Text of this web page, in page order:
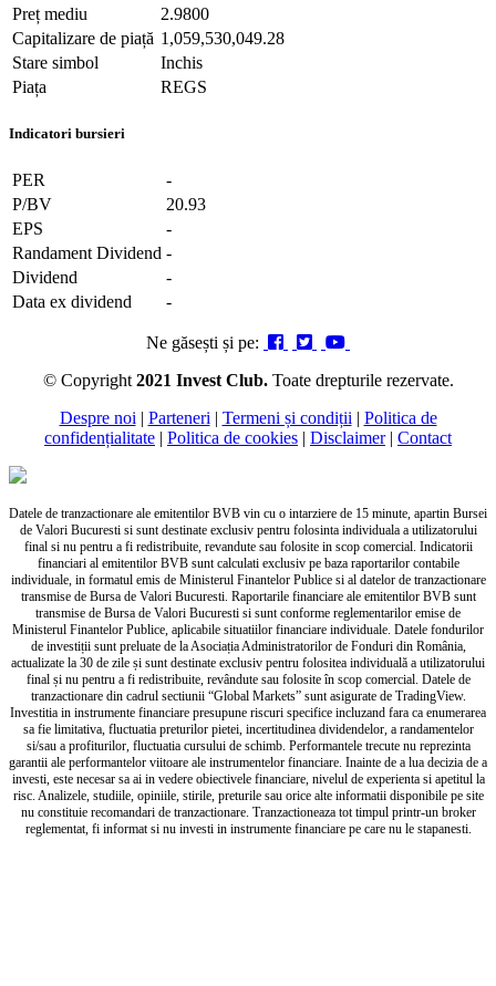
Preț mediu
2.9800
Capitalizare de piață 1,059,530,049.28
Stare simbol
Inchis
Piața
REGS
Indicatori bursieri
PER
-
P/BV
20.93
EPS
-
Randament Dividend -
Dividend
-
Data ex dividend
-
Ne găsești și pe:
© Copyright 2021 Invest Club. Toate drepturile rezervate.
Despre noi | Parteneri | Termeni și condiții | Politica de
confidențialitate | Politica de cookies | Disclaimer| Contact
Datele de tranzactionare ale emitentilor BVB vin cu o intarziere de 15 minute, apartin Bursei
de Valori Bucuresti si sunt destinate exclusiv pentru folosinta individuala a utilizatorului
final si nu pentru a fi redistribuite, revandute sau folosite in scop comercial. Indicatorii
financiari al emitentilor BVB sunt calculati exclusiv pe baza raportarilor contabile
individuale, in formatul emis de Ministerul Finantelor Publice si al datelor de tranzactionare
transmise de Bursa de Valori Bucuresti. Raportarile financiare ale emitentilor BVB sunt
transmise de Bursa de Valori Bucuresti si sunt conforme reglementarilor emise de
Ministerul Finantelor Publice, aplicabile situatiilor financiare individuale. Datele fondurilor
de investiții sunt preluate de la Asociația Administratorilor de Fonduri din România,
actualizate la 30 de zile și sunt destinate exclusiv pentru folositea individuală a utilizatorului
final și nu pentru a fi redistribuite, revândute sau folosite în scop comercial. Datele de
tranzactionare din cadrul sectiunii “Global Markets” sunt asigurate de TradingView.
Investitia in instrumente financiare presupune riscuri specifice incluzand fara ca enumerarea
sa fie limitativa, fluctuatia preturilor pietei, incertitudinea dividendelor, a randamentelor
si/sau a profiturilor, fluctuatia cursului de schimb. Performantele trecute nu reprezinta
garantii ale performantelor viitoare ale instrumentelor financiare. Inainte de a lua decizia de a
investi, este necesar sa ai in vedere obiectivele financiare, nivelul de experienta si apetitul la
risc. Analizele, studiile, opiniile, stirile, preturile sau orice alte informatii disponibile pe site
nu constituie recomandari de tranzactionare. Tranzactioneaza tot timpul printr-un broker
reglementat, fi informat si nu investi in instrumente financiare pe care nu le stapanesti.